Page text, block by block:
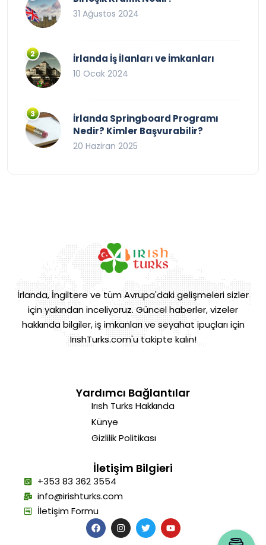
31 Ağustos 2024
İrlanda İş İlanları ve İmkanları
10 Ocak 2024
İrlanda Springboard Programı
Nedir? Kimler Başvurabilir?
20 Haziran 2025
İrlanda, İngiltere ve tüm Avrupa'daki gelişmeleri sizler
için yakından inceliyoruz. Güncel haberler, vizeler
hakkında bilgiler, iş imkanları ve seyahat ipuçları için
IrıshTurks.com'u takipte kalın!
Yardımcı Bağlantılar
Irısh Turks Hakkında
Künye
Gizlilik Politikası
İletişim Bilgieri
+353 83 362 3554
info@irishturks.com
İletişim Formu